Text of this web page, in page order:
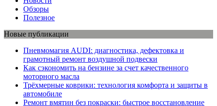
Обзоры
Полезное
Новые публикации
Пневмомагия AUDI: диагностика, дефектовка и
грамотный ремонт воздушной подвески
Как сэкономить на бензине за счет качественного
моторного масла
Трёхмерные коврики: технология комфорта и защиты в
автомобиле
Ремонт вмятин без покраски: быстрое восстановление